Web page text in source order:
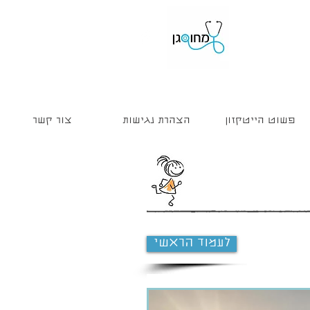
צור קשר הצהרת נגישות פשוט הייטקזון
לעמוד הראשי